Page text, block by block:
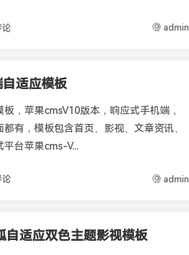
admin
适应模板
，苹果cmsV10版本，响应式手机端，
有，模板包含首页、影视、文章资讯、
台苹果cms-V...
admin
自适应双色主题影视模板